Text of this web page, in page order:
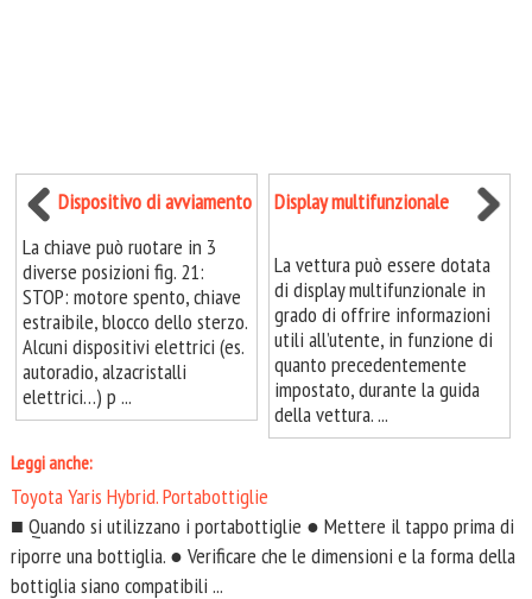
Dispositivo di avviamento
La chiave può ruotare in 3
diverse posizioni fig. 21:
STOP: motore spento, chiave
estraibile, blocco dello sterzo.
Alcuni dispositivi elettrici (es.
autoradio, alzacristalli
elettrici…) p ...
Display multifunzionale
La vettura può essere dotata
di display multifunzionale in
grado di offrire informazioni
utili all’utente, in funzione di
quanto precedentemente
impostato, durante la guida
della vettura. ...
Leggi anche:
Toyota Yaris Hybrid. Portabottiglie
■ Quando si utilizzano i portabottiglie ● Mettere il tappo prima di
riporre una bottiglia. ● Verificare che le dimensioni e la forma della
bottiglia siano compatibili ...